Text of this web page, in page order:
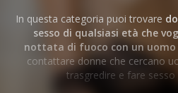
In questa categoria puoi trovare
sesso di qualsiasi età che
nottata di fuoco con un uomo
contattare donne che cercano
trasgredire e fare sesso